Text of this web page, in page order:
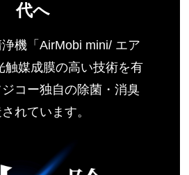
代へ
機「AirMobi mini/ エア
触媒成膜の高い技術を有
コー独自の除菌・消臭
れています。